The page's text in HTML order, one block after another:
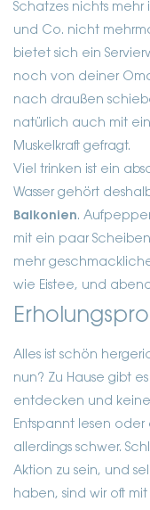
Schatzes nichts mehr
und Co. nicht
bietet sich ein
noch von deiner
nach draußen
natürlich auch mit
Muskelkraft gefragt.
Viel trinken ist ein
Wasser gehört
Balkonien.
mit ein paar
mehr
wie Eistee, und
Alles ist schön
nun? Zu Hause gibt
entdecken und
Entspannt lesen
allerdings schwer.
Aktion zu sein, und
haben, sind wir oft